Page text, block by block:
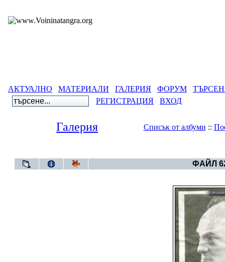
АКТУАЛНО МАТЕРИАЛИ ГАЛЕРИЯ ФОРУМ
РЕГИСТРАЦИЯ
ВХОД
Галерия Списък от албуми ::
ФАЙЛ